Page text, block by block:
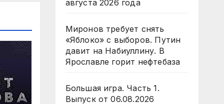
августа 2026 года
Миронов требует снять
«Яблоко» с выборов. Путин
давит на Набиуллину. В
Ярославле горит нефтебаза
Большая игра. Часть 1.
Выпуск от 06.08.2026